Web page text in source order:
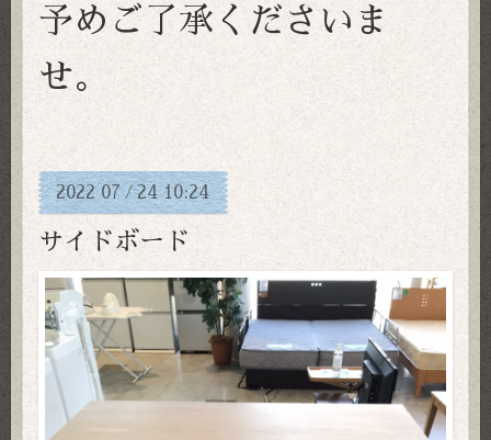
予めご了承くださいま
せ。
2022 07/24 10:24
サイドボード